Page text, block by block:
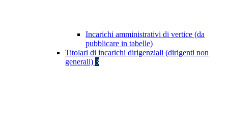
Incarichi amministrativi di vertice (da
pubblicare in tabelle)
Titolari di incarichi dirigenziali (dirigenti non
generali) 3